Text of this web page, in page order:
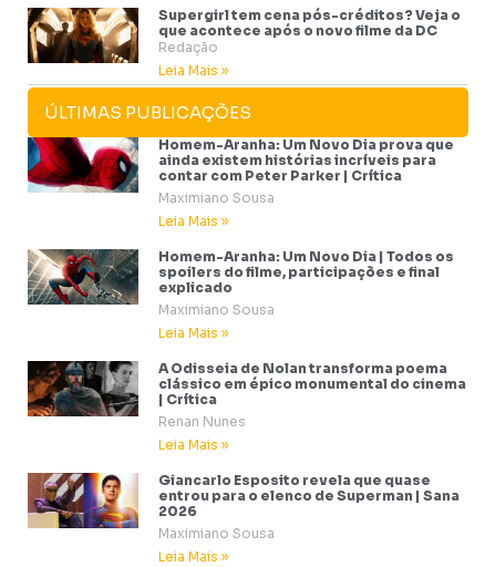
Supergirl tem cena pós-créditos? Veja o
que acontece após o novo filme da DC
Redação
Leia Mais »
ÚLTIMAS PUBLICAÇÕES
Homem-Aranha: Um Novo Dia prova que
ainda existem histórias incríveis para
contar com Peter Parker | Crítica
Maximiano Sousa
Leia Mais »
Homem-Aranha: Um Novo Dia | Todos os
spoilers do filme, participações e final
explicado
Maximiano Sousa
Leia Mais »
A Odisseia de Nolan transforma poema
clássico em épico monumental do cinema
| Crítica
Renan Nunes
Leia Mais »
Giancarlo Esposito revela que quase
entrou para o elenco de Superman | Sana
2026
Maximiano Sousa
Leia Mais »